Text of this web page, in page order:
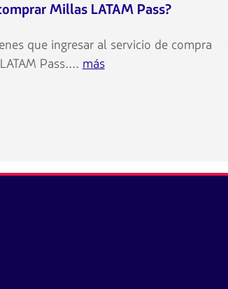
Millas LATAM Pass?
que ingresar al servicio de compra
Pass.... más